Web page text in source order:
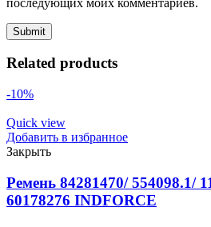
Related products
-10%
Quick view
Добавить в избранное
Закрыть
Ремень 84281470/ 554098.1/
60178276 INDFORCE